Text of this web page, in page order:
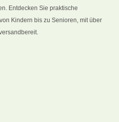
Entdecken Sie praktische
Kindern bis zu Senioren, mit über